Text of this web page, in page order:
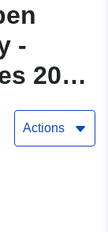
-
2013
Actions